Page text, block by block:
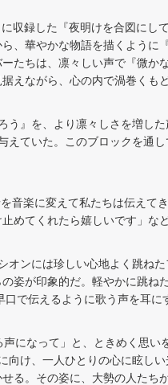
録した『夜明けを合図にし
、華やかな物語を描くように
たちは、凛々しい声で『微か
えながら、心の内で渦巻くも
』を、より凛々しさを増し
ていた。このブロックを通
音楽に変えて私たちは伝えて
めてくれたら嬉しいです」な
ンには珍しい心地よく跳ね
姿が印象的だ。軽やかに跳ね
で伝えるように歌う声を耳
になって」と、ときめく思い
け、一人ひとりの心に眩し
る。その姿に、大勢の人たち